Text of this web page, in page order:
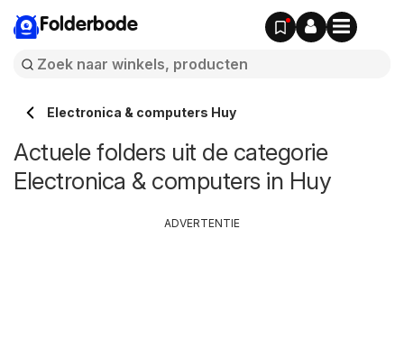
Folderbode
Electronica & computers Huy
Actuele folders uit de categorie
Electronica & computers in Huy
ADVERTENTIE